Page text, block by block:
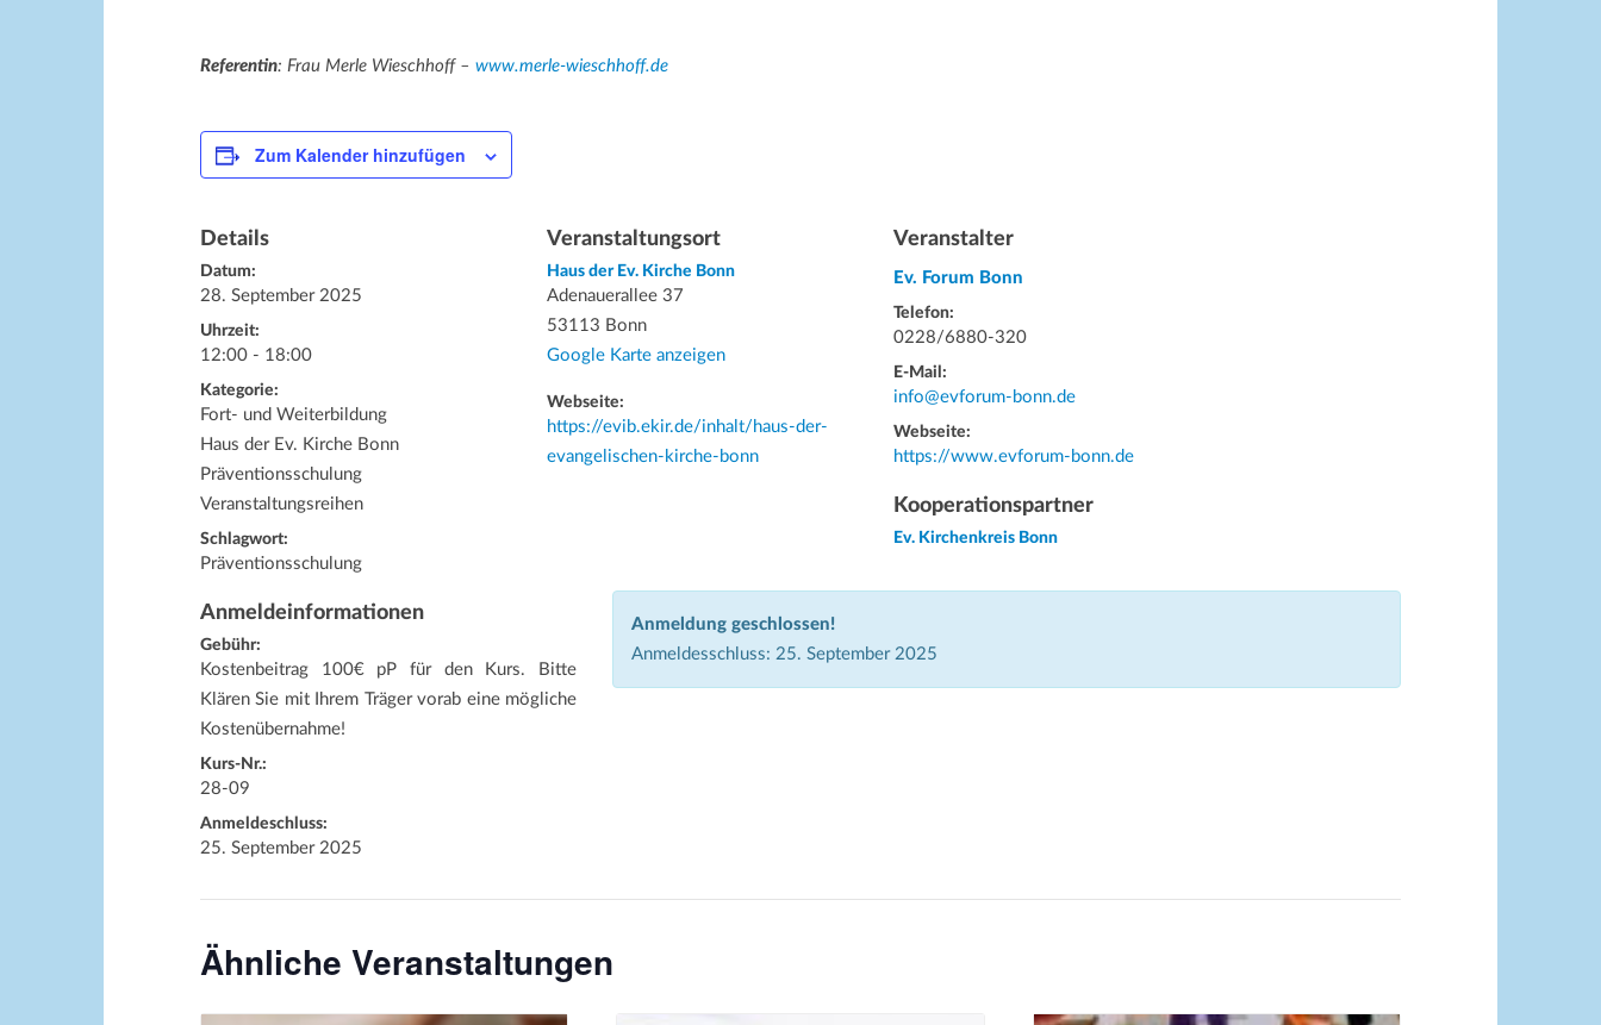
Referentin: Frau Merle Wieschhoff – www.merle-wieschhoff.de
Zum Kalender hinzufügen
Details
Datum:
28. September 2025
Uhrzeit:
12:00 - 18:00
Kategorie:
Fort- und Weiterbildung
Haus der Ev. Kirche Bonn
Präventionsschulung
Veranstaltungsreihen
Schlagwort:
Präventionsschulung
Veranstaltungsort
Haus der Ev. Kirche Bonn
Adenauerallee 37
53113 Bonn
Google Karte anzeigen
Webseite:
https://evib.ekir.de/inhalt/haus-der-
evangelischen-kirche-bonn
Veranstalter
Ev. Forum Bonn
Telefon:
0228/6880-320
E-Mail:
info@evforum-bonn.de
Webseite:
https://www.evforum-bonn.de
Kooperationspartner
Ev. Kirchenkreis Bonn
Anmeldeinformationen
Gebühr:
Kostenbeitrag 100€ pP für den Kurs. Bitte
Klären Sie mit Ihrem Träger vorab eine mögliche
Kostenübernahme!
Kurs-Nr.:
28-09
Anmeldeschluss:
25. September 2025
Anmeldung geschlossen!
Anmeldesschluss: 25. September 2025
Ähnliche Veranstaltungen